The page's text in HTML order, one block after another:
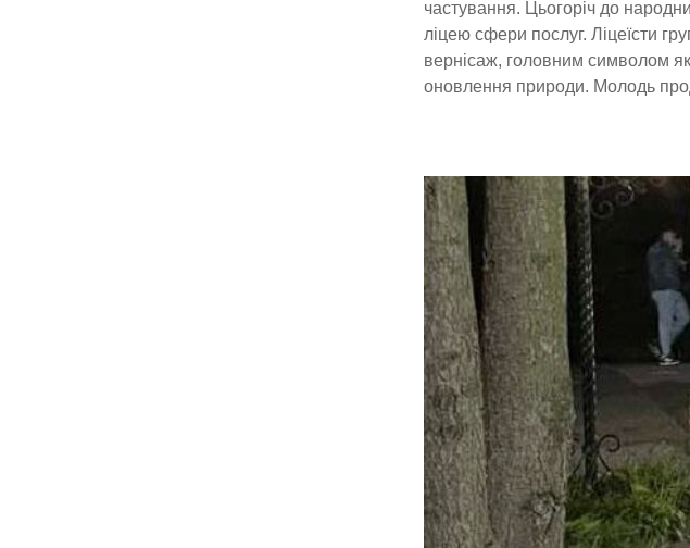
частування. Цьогоріч до
ліцею сфери послуг. Ліцеїсти
вернісаж, головним символом
оновлення природи. Молодь